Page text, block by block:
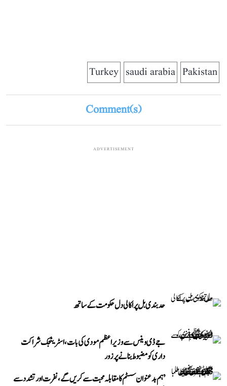
Pakistan
saudi arabia
Turkey
Comment(s)
ADVERTISEMENT
حد بندی بل پر اکالی دل حکومت کے ساتھ
جے ڈی وینس سے وزیر اعظم مودی کی بات، اسٹریٹجک شراکت
داری کو مضبوط بنانے پر زور
’ہم بدعنوان سسٹم کا مقابلہ محبت سے کریں گے، نفرت اور تشدد سے